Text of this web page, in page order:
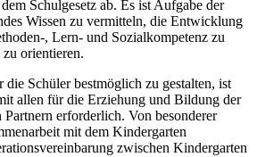
Schulgesetz ab. Es ist Aufgabe der
Wissen zu vermitteln, die Entwicklung
, Lern- und Sozialkompetenz zu
orientieren.
Schüler bestmöglich zu gestalten, ist
allen für die Erziehung und Bildung der
erforderlich. Von besonderer
mit dem Kindergarten
zwischen Kindergarten